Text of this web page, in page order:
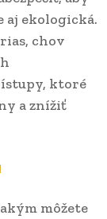
aj ekologická.
chov
ktoré
a znížiť
môžete